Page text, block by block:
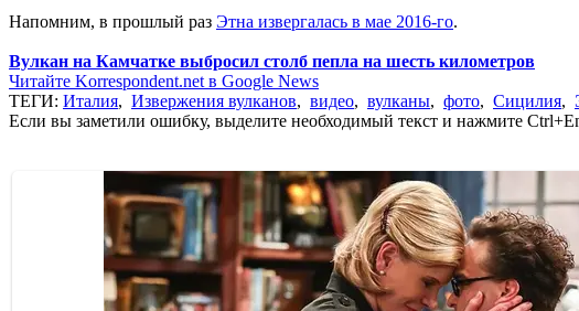
Напомним, в прошлый раз Этна извергалась в мае 2016-го.
Вулкан на Камчатке выбросил столб пепла на шесть километров
Читайте Korrespondent.net в Google News
ТЕГИ: Италия, Извержения вулканов, видео, вулканы, фото, Сицилия,
Если вы заметили ошибку, выделите необходимый текст и нажмите